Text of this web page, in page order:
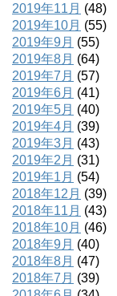
2019年11月 (48)
2019年10月 (55)
2019年9月 (55)
2019年8月 (64)
2019年7月 (57)
2019年6月 (41)
2019年5月 (40)
2019年4月 (39)
2019年3月 (43)
2019年2月 (31)
2019年1月 (54)
2018年12月 (39)
2018年11月 (43)
2018年10月 (46)
2018年9月 (40)
2018年8月 (47)
2018年7月 (39)